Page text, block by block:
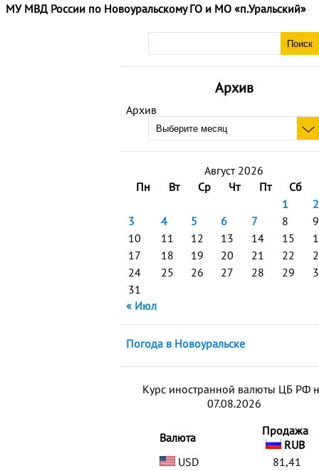
Архив
Архив
Август 2026
Пн
Вт Ср Чт Пт
Сб
1
2
3
4 5 6 7 8
9
10
11 12 13 14 15
17
18 19 20 21 22
24
25 26 27 28 29
31
« Июл
Погода в Новоуральске
Курс иностранной валюты ЦБ РФ
07.08.2026
Валюта
Продажа
RUB
USD
81,41
МУ МВД России по Новоуральскому ГО и МО «п.Уральский»